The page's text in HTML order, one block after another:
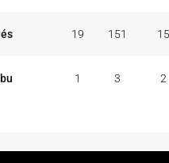
19 151 15
1 3 2